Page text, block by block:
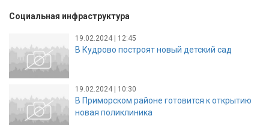
Социальная инфраструктура
19.02.2024 | 12:45
В Кудрово построят новый детский сад
19.02.2024 | 10:30
В Приморском районе готовится к открытию
новая поликлиника